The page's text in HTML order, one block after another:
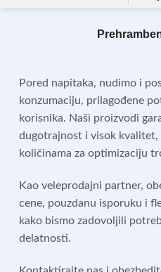
Pored napitaka, nudimo i
konzumaciju, prilagođene
korisnika. Naši proizvodi
dugotrajnost i visok kvalitet,
količinama za optimizaciju
Kao veleprodajni partner,
cene, pouzdanu isporuku i
kako bismo zadovoljili
delatnosti.